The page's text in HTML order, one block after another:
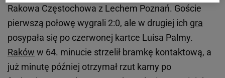
Rakowa Częstochowa z Lechem Poznań. Goście
pierwszą połowę wygrali 2:0, ale w drugiej ich gra
posypała się po czerwonej kartce Luisa Palmy.
Raków w 64. minucie strzelił bramkę kontaktową, a
już minutę później otrzymał rzut karny po